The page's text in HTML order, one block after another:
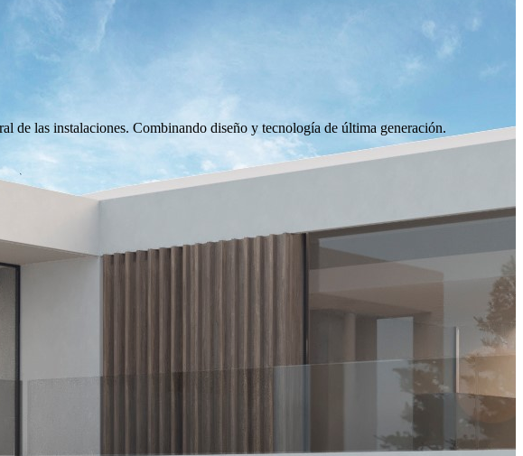
de las instalaciones. Combinando diseño y tecnología de última generación.